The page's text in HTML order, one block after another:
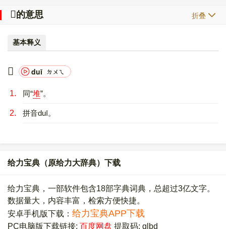
𠦗的意思 折叠
基本释义
𠦗 duī ㄉㄨㄟ
1. 同“堆”。
2. 拼音duī。
给力宝典（原给力大辞典）下载
给力宝典，一部软件包含18部字典词典，总超过3亿文字。
数据量大，内容丰富，检索方便快捷。
安卓手机版下载： 给力宝典APP下载
PC电脑版下载链接: 百度网盘 提取码: glbd